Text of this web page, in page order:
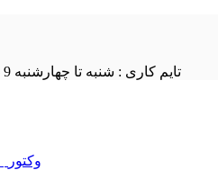
تایم کاری : شنبه تا چهارشنبه 9 - 21
وکتور